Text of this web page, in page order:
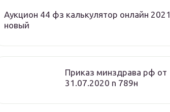
Аукцион 44 фз калькулятор онлайн 2021
новый
Приказ минздрава рф от
31.07.2020 n 789н